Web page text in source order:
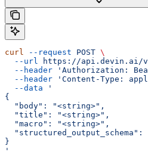
curl --request POST \
  --url
https://api.devin.ai/
  --header
'Authorization:
  --header
'Content-Type:
  --data
'
{
  "body": "<string>",
  "title": "<string>",
  "macro": "<string>",
"structured_output_schema":
}